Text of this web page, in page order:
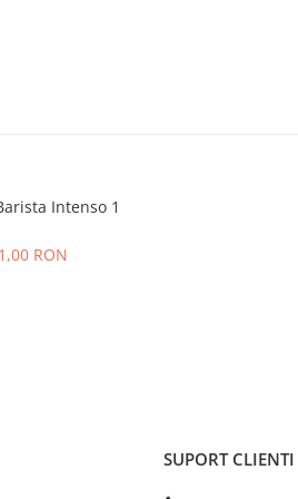
Intenso 1
RON
SUPORT CLIENTI